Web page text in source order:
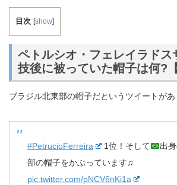
目次 [show]
ペトルシオ・フェレイラドス
技後に被っていた帽子は何?【
ブラジル北東部の帽子だというツイートがあ
#PetrucioFerreira 1位！そして
出
部の帽子をかぶっています♫
pic.twitter.com/pNCV6nKi1a